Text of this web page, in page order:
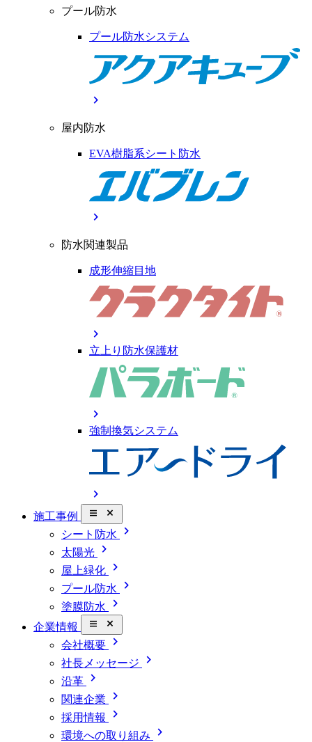
プール防水
プール防水システム
chevron_right
屋内防水
EVA樹脂系シート防水
chevron_right
防水関連製品
成形伸縮目地
chevron_right
立上り防水保護材
chevron_right
強制換気システム
chevron_right
施工事例 close_small
シート防水 chevron_right
太陽光 chevron_right
屋上緑化 chevron_right
プール防水 chevron_right
塗膜防水 chevron_right
企業情報 close_small
会社概要 chevron_right
社長メッセージ chevron_right
沿革 chevron_right
関連企業 chevron_right
採用情報 chevron_right
環境への取り組み chevron_right